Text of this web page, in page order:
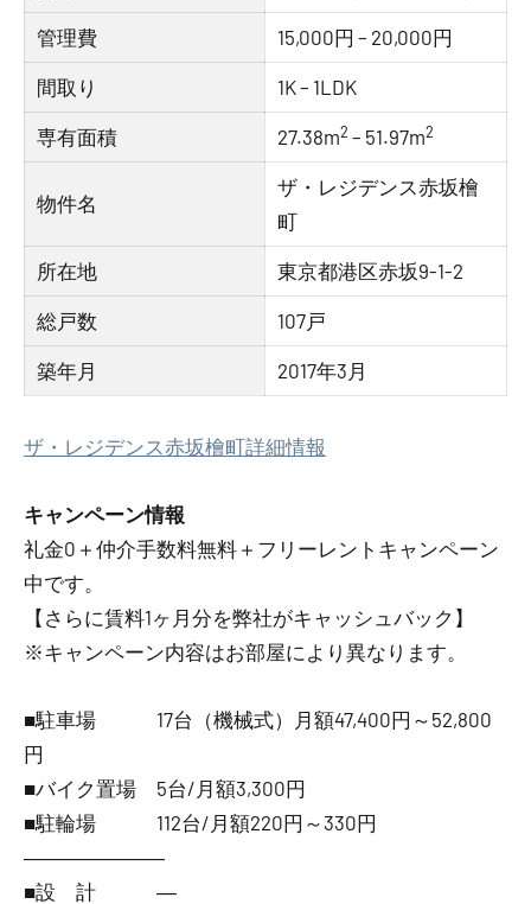
管理費 15,000円 – 20,000円
間取り 1K – 1LDK
専有面積 27.38m2 – 51.97m2
物件名
ザ・レジデンス赤坂檜
町
所在地 東京都港区赤坂9-1-2
総戸数 107戸
築年月 2017年3月
ザ・レジデンス赤坂檜町詳細情報
キャンペーン情報
礼金0 ＋ 仲介手数料無料 ＋ フリーレント キャンペーン
中です。
【さらに賃料1ヶ月分を弊社がキャッシュバック】
※キャンペーン内容はお部屋により異なります。
■駐車場 17台（機械式）月額47,400円～52,800
円
■バイク置場 5台/月額3,300円
■駐輪場 112台/月額220円～330円
―――――――
■設 計 ―